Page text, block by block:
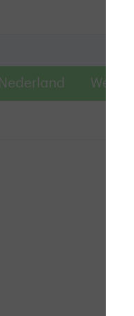
Nederland